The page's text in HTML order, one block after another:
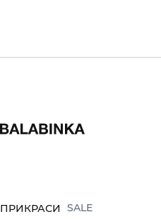
ПРИКРАСИ SALE